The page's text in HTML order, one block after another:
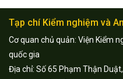
Tạp chí Kiểm nghiệm và
Cơ quan chủ quản: Viện Kiểm
quốc gia
Địa chỉ: Số 65 Phạm Thận